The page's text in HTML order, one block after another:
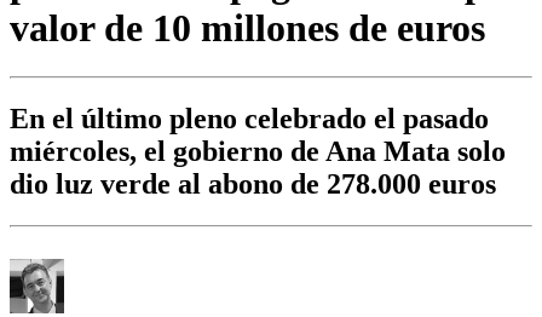
valor de 10 millones de euros
En el último pleno celebrado el pasado
miércoles, el gobierno de Ana Mata solo
dio luz verde al abono de 278.000 euros